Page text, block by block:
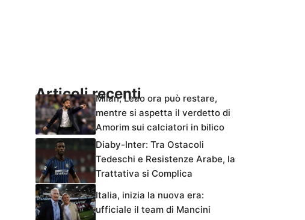
Articoli recentiMilan, Leao ora può restare,
mentre si aspetta il verdetto di
Amorim sui calciatori in bilico
Diaby-Inter: Tra Ostacoli
Tedeschi e Resistenze Arabe, la
Trattativa si Complica
Italia, inizia la nuova era:
ufficiale il team di Mancini